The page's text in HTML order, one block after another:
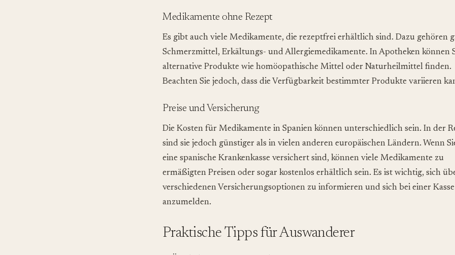
Medikamente ohne Rezept
Es gibt auch viele Medikamente, die rezeptfrei erhältlich sind. Dazu gehören
Schmerzmittel, Erkältungs- und Allergiemedikamente. In Apotheken können
alternative Produkte wie homöopathische Mittel oder Naturheilmittel finden.
Beachten Sie jedoch, dass die Verfügbarkeit bestimmter Produkte variieren
Preise und Versicherung
Die Kosten für Medikamente in Spanien können unterschiedlich sein. In der
sind sie jedoch günstiger als in vielen anderen europäischen Ländern. Wenn
eine spanische Krankenkasse versichert sind, können viele Medikamente zu
ermäßigten Preisen oder sogar kostenlos erhältlich sein. Es ist wichtig, sich
verschiedenen Versicherungsoptionen zu informieren und sich bei einer Kasse
anzumelden.
Praktische Tipps für Auswanderer